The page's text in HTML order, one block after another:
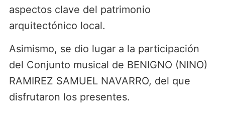
aspectos clave del patrimonio
arquitectónico local.
Asimismo, se dio lugar a la participación
del Conjunto musical de BENIGNO (NINO)
RAMIREZ SAMUEL NAVARRO, del que
disfrutaron los presentes.